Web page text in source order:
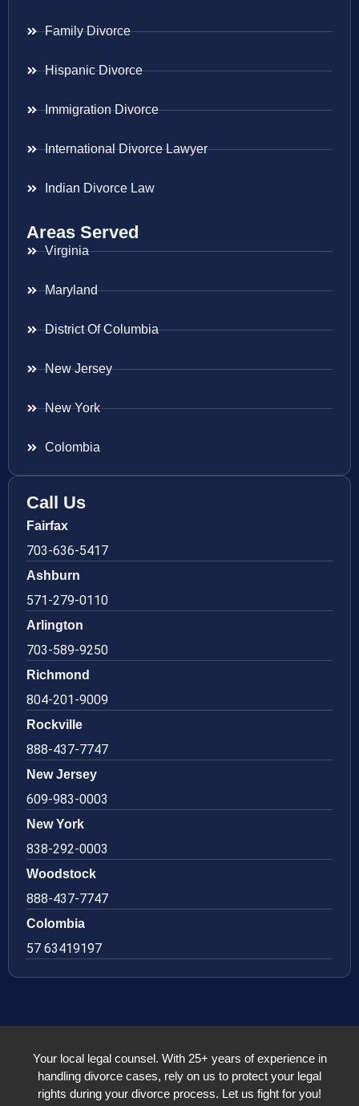
Family Divorce
Hispanic Divorce
Immigration Divorce
International Divorce Lawyer
Indian Divorce Law
Areas Served
Virginia
Maryland
District Of Columbia
New Jersey
New York
Colombia
Call Us
Fairfax
703-636-5417
Ashburn
571-279-0110
Arlington
703-589-9250
Richmond
804-201-9009
Rockville
888-437-7747
New Jersey
609-983-0003
New York
838-292-0003
Woodstock
888-437-7747
Colombia
57 63419197
Your local legal counsel. With 25+ years of experience in
handling divorce cases, rely on us to protect your legal
rights during your divorce process. Let us fight for you!